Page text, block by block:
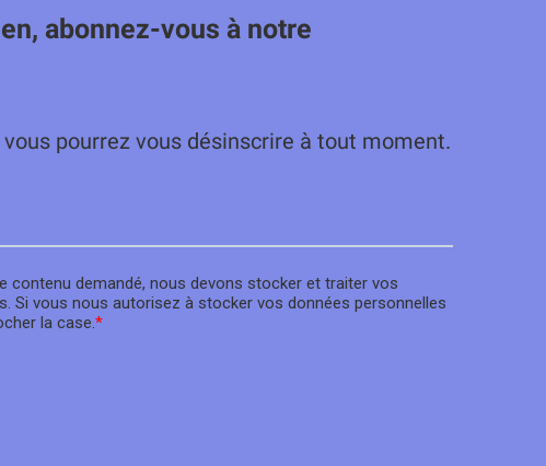
abonnez-vous à notre
vous pourrez vous désinscrire à tout moment.